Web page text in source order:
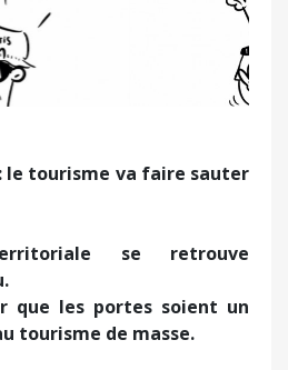
Suivant
le tourisme va faire sauter
se retrouve
que les portes soient un
tourisme de masse.